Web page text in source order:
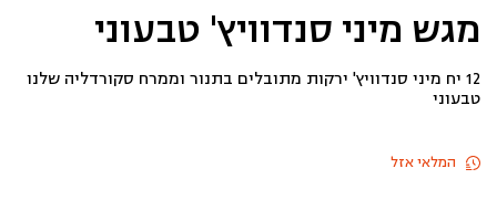
מגש מיני סנדוויץ' טבעוני
12 יח מיני סנדוויץ' ירקות מתובלים בתנור וממרח סקורדליה שלנו
טבעוני
המלאי אזל